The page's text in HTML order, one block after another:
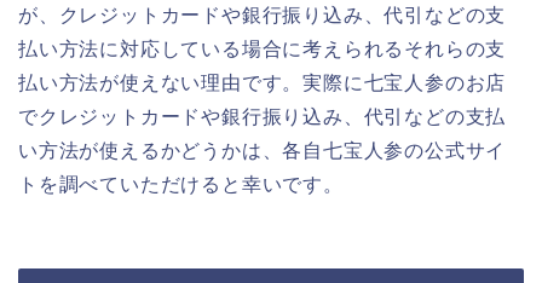
が、クレジットカードや銀行振り込み、代引などの支
払い方法に対応している場合に考えられるそれらの支
払い方法が使えない理由です。実際に七宝人参のお店
でクレジットカードや銀行振り込み、代引などの支払
い方法が使えるかどうかは、各自七宝人参の公式サイ
トを調べていただけると幸いです。